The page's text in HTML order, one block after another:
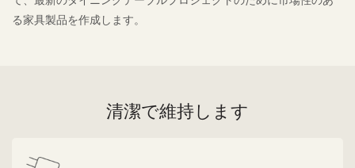
る家具製品を作成します。
清潔で維持します